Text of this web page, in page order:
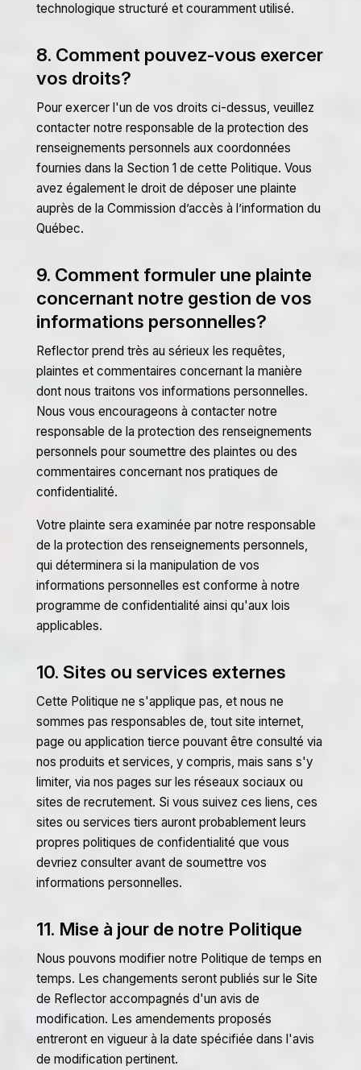
technologique structuré et couramment utilisé.
8. Comment pouvez-vous exercer
vos droits?
Pour exercer l'un de vos droits ci-dessus, veuillez
contacter notre responsable de la protection des
renseignements personnels aux coordonnées
fournies dans la Section 1 de cette Politique. Vous
avez également le droit de déposer une plainte
auprès de la Commission d’accès à l’information du
Québec.
9. Comment formuler une plainte
concernant notre gestion de vos
informations personnelles?
Reflector prend très au sérieux les requêtes,
plaintes et commentaires concernant la manière
dont nous traitons vos informations personnelles.
Nous vous encourageons à contacter notre
responsable de la protection des renseignements
personnels pour soumettre des plaintes ou des
commentaires concernant nos pratiques de
confidentialité.
Votre plainte sera examinée par notre responsable
de la protection des renseignements personnels,
qui déterminera si la manipulation de vos
informations personnelles est conforme à notre
programme de confidentialité ainsi qu'aux lois
applicables.
10. Sites ou services externes
Cette Politique ne s'applique pas, et nous ne
sommes pas responsables de, tout site internet,
page ou application tierce pouvant être consulté via
nos produits et services, y compris, mais sans s'y
limiter, via nos pages sur les réseaux sociaux ou
sites de recrutement. Si vous suivez ces liens, ces
sites ou services tiers auront probablement leurs
propres politiques de confidentialité que vous
devriez consulter avant de soumettre vos
informations personnelles.
11. Mise à jour de notre Politique
Nous pouvons modifier notre Politique de temps en
temps. Les changements seront publiés sur le Site
de Reflector accompagnés d'un avis de
modification. Les amendements proposés
entreront en vigueur à la date spécifiée dans l'avis
de modification pertinent.